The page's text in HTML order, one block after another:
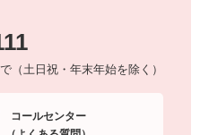
（土日祝・年末年始を除く）
コールセンター